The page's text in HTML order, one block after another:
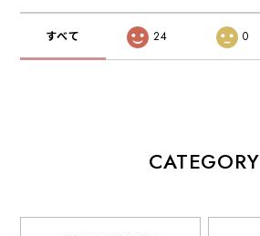
すべて 24 0
CATEGORY